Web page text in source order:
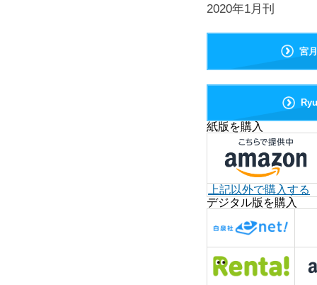
2020年1月刊
宮
紙版を購入
上記以外で購入する
デジタル版を購入